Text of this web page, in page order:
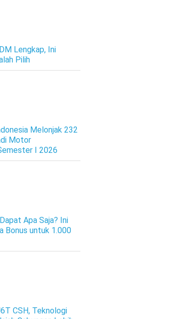
Lengkap, Ini
Pilih
Melonjak 232
Motor
I 2026
Apa Saja? Ini
Bonus untuk 1.000
CSH, Teknologi